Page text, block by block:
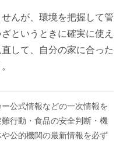
んが、環境を把握して管
というときに確実に使え
して、自分の家に合った
公式情報などの一次情報を
行動・食品の安全判断・機
公的機関の最新情報を必ず